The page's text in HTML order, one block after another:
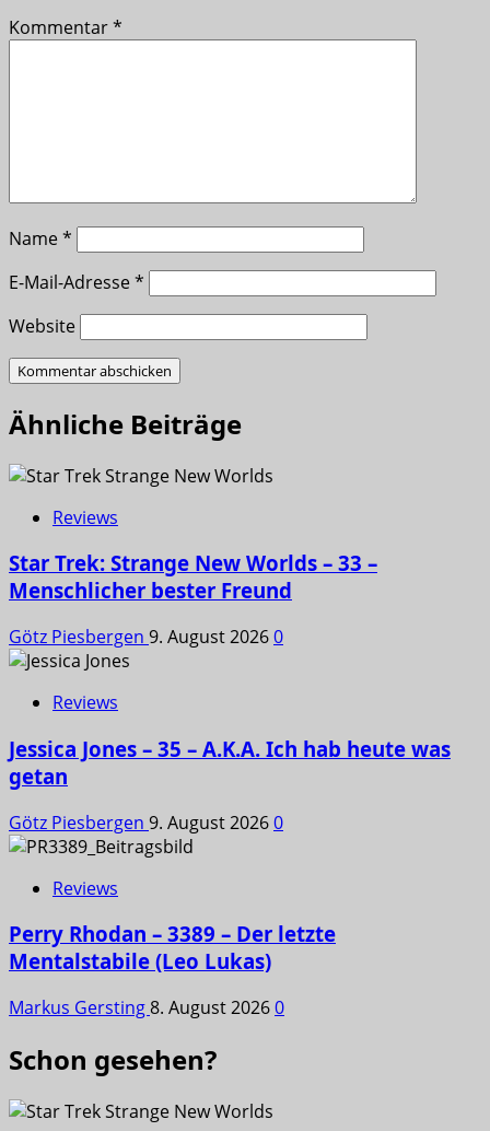
Kommentar*
Name*
E-Mail-Adresse*
Website
Ähnliche Beiträge
Reviews
Star Trek: Strange New Worlds – 33 –
Menschlicher bester Freund
Götz Piesbergen 9. August 20260
Reviews
Jessica Jones – 35 – A.K.A. Ich hab heute was
getan
Götz Piesbergen 9. August 20260
Reviews
Perry Rhodan – 3389 – Der letzte
Mentalstabile (Leo Lukas)
Markus Gersting8. August 20260
Schon gesehen?